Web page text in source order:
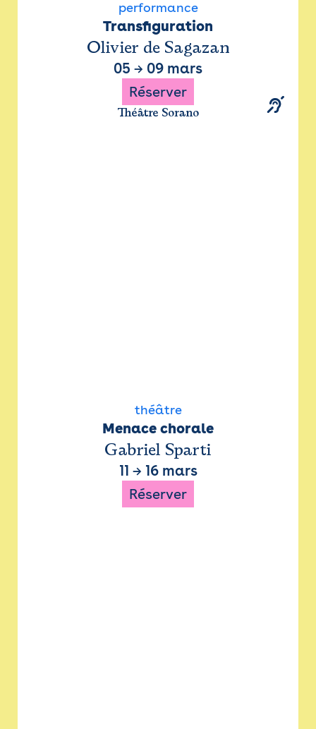
performance
Transfiguration
Olivier de Sagazan
05 → 09 mars
Réserver
Théâtre Sorano
théâtre
Menace chorale
Gabriel Sparti
11 → 16 mars
Réserver